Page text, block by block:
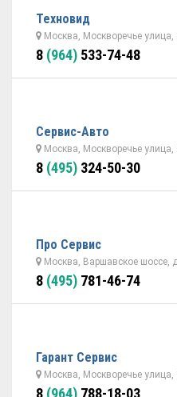
Техновид
Москва, Москворечье улица,
8 (964) 533-74-48
Сервис-Авто
Москва, Москворечье
8 (495) 324-50-30
Про Сервис
Москва, Варшавское шоссе,
8 (495) 781-46-74
Гарант Cервис
Москва, Москворечье улица,
8 (964) 788-18-03